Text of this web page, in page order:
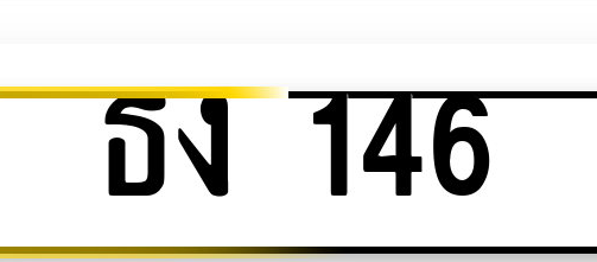
ธง 146